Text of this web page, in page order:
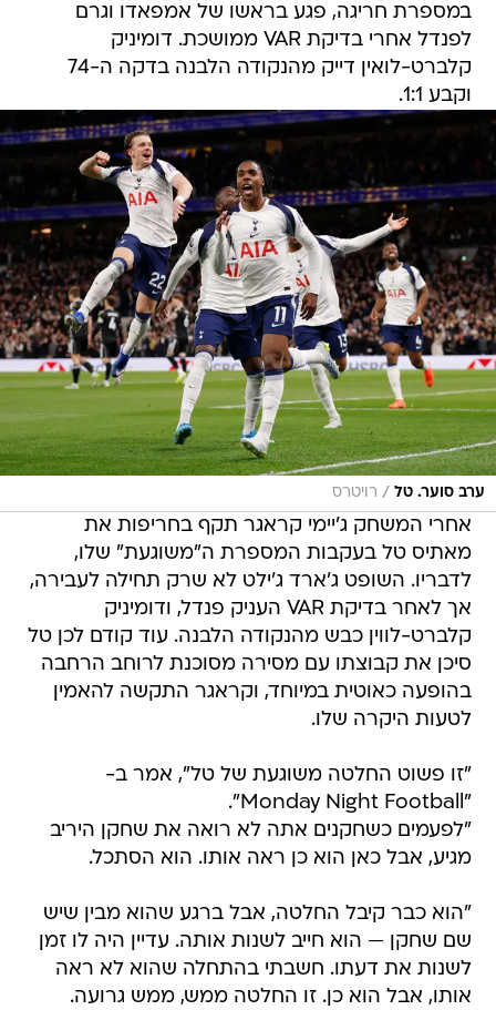
במספרת חריגה, פגע בראשו של אמפאדו וגרם
לפנדל אחרי בדיקת VAR ממושכת. דומיניק
קלברט-לואין דייק מהנקודה הלבנה בדקה ה-74
וקבע 1:1.
ערב סוער. טל / רויטרס
אחרי המשחק ג'יימי קראגר תקף בחריפות את
מאתיס טל בעקבות המספרת ה"משוגעת" שלו,
לדבריו. השופט ג'ארד ג'ילט לא שרק תחילה לעבירה,
אך לאחר בדיקת VAR העניק פנדל, ודומיניק
קלברט-לווין כבש מהנקודה הלבנה. עוד קודם לכן טל
סיכן את קבוצתו עם מסירה מסוכנת לרוחב הרחבה
בהופעה כאוטית במיוחד, וקראגר התקשה להאמין
לטעות היקרה שלו.
"זו פשוט החלטה משוגעת של טל", אמר ב-
"Monday Night Football".
"לפעמים כשחקנים אתה לא רואה את שחקן היריב
מגיע, אבל כאן הוא כן ראה אותו. הוא הסתכל.
"הוא כבר קיבל החלטה, אבל ברגע שהוא מבין שיש
שם שחקן — הוא חייב לשנות אותה. עדיין היה לו זמן
לשנות את דעתו. חשבתי בהתחלה שהוא לא ראה
אותו, אבל הוא כן. זו החלטה ממש, ממש גרועה.